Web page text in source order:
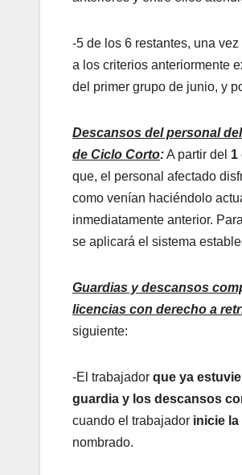
-5 de los 6 restantes, una
a los criterios anteriormente
del primer grupo de junio, y
Descansos del personal
de Ciclo Corto:A partir del 1
que, el personal afectado
como venían haciéndolo
inmediatamente anterior.
se aplicará el sistema
Guardias y descansos
licencias con derecho a
siguiente:
-El trabajador que ya
guardia y los descansos
cuando el trabajador inicie
nombrado.